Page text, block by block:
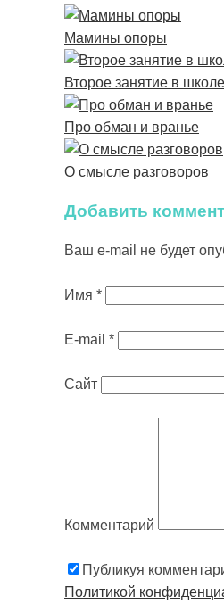
Мамины опоры
Второе занятие в
Про обман и вранье
О смысле разговоров
Добавить
Ваш e-mail не будет
Имя *
E-mail *
Сайт
Комментарий
Публикуя
Политикой